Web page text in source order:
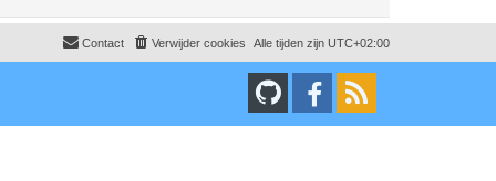
Alle tijden zijn UTC+02:00
Verwijder cookies
Contact